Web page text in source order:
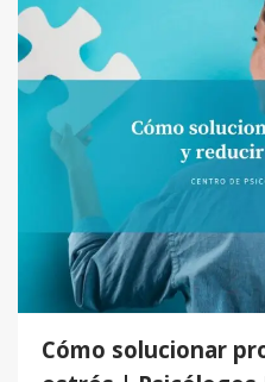
Cómo solucionar